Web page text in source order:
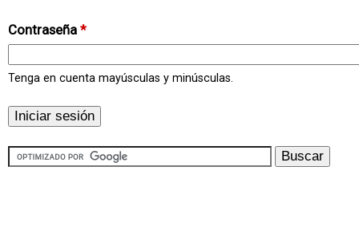
Contraseña *
Tenga en cuenta mayúsculas y minúsculas.